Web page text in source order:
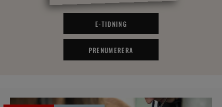
E-TIDNING
PRENUMERERA